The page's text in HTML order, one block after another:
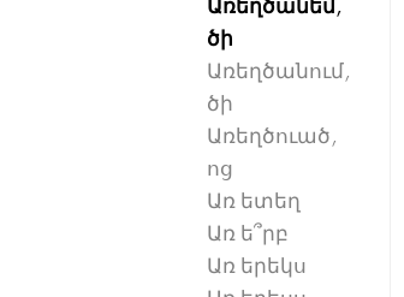
Առեղծանեմ,
ծի
Առեղծանում,
ծի
Առեղծուած,
ոց
Առ ետեղ
Առ ե՞րբ
Առ երեկս